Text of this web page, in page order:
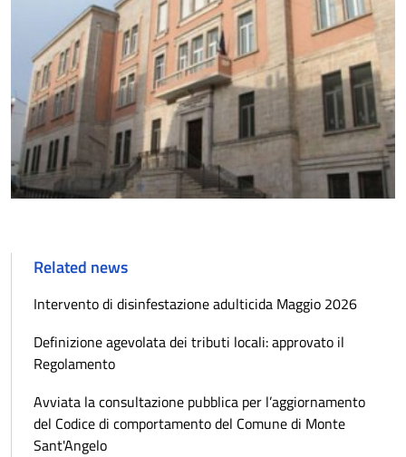
Related news
Intervento di disinfestazione adulticida Maggio 2026
Definizione agevolata dei tributi locali: approvato il
Regolamento
Avviata la consultazione pubblica per l’aggiornamento
del Codice di comportamento del Comune di Monte
Sant'Angelo